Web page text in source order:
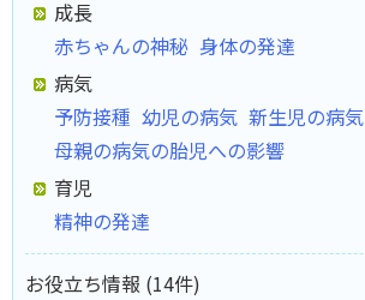
成長
赤ちゃんの神秘 身体の発達
病気
予防接種 幼児の病気 新生児の病気
母親の病気の胎児への影響
育児
精神の発達
お役立ち情報 (14件)